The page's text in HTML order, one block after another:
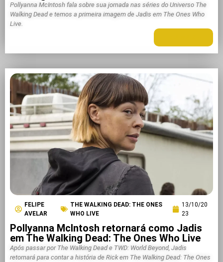
Pollyanna McIntosh fala sobre sua jornada nas séries do Universo The
Walking Dead e temos a primeira imagem de Jadis em The Ones Who
Live.
FELIPE
AVELAR
THE WALKING DEAD: THE ONES
WHO LIVE
13/10/20
23
Pollyanna McIntosh retornará como Jadis
em The Walking Dead: The Ones Who Live
Após passar por The Walking Dead e TWD: World Beyond, Jadis
retornará para contar a história de Rick em The Walking Dead: The Ones